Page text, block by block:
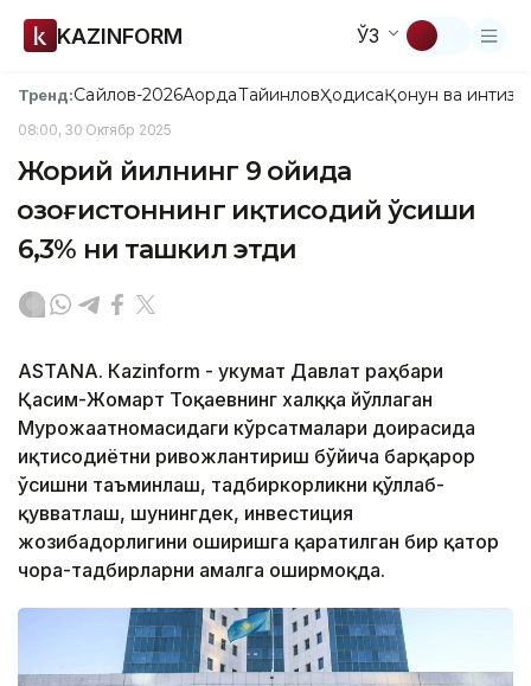
KAZINFORM ЎЗ
Тренд:Сайлов-2026АқордаТайинловҲодисаҚонун ва
08:00, 30 Октябр 2025
Жорий йилнинг 9 ойида
Қозоғистоннинг иқтисодий ўсиши
6,3% ни ташкил этди
ASTANА. Кazinform - Ҳукумат Давлат раҳбари
Қасим-Жомарт Тоқаевнинг халққа йўллаган
Мурожаатномасидаги кўрсатмалари доирасида
иқтисодиётни ривожлантириш бўйича барқарор
ўсишни таъминлаш, тадбиркорликни қўллаб-
қувватлаш, шунингдек, инвестиция
жозибадорлигини оширишга қаратилган бир қатор
чора-тадбирларни амалга оширмоқда.